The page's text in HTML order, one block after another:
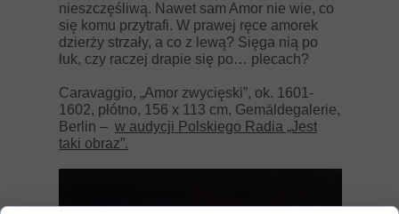
nieszczęśliwą. Nawet sam Amor nie wie, co
się komu przytrafi. W prawej ręce amorek
dzierży strzały, a co z lewą? Sięga nią po
łuk, czy raczej drapie się po… plecach?
Caravaggio, „Amor zwycięski”, ok. 1601-
1602, płótno, 156 x 113 cm, Gemäldegalerie,
Berlin – w audycji Polskiego Radia „Jest
taki obraz”.